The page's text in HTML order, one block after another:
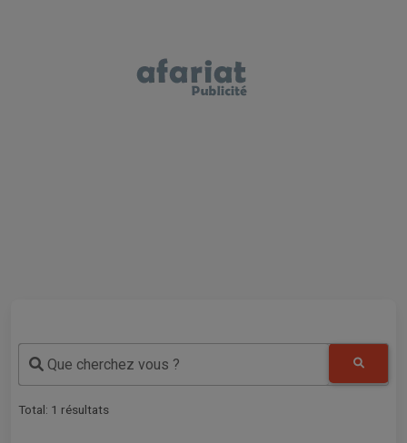
Que cherchez vous ?
Total: 1 résultats